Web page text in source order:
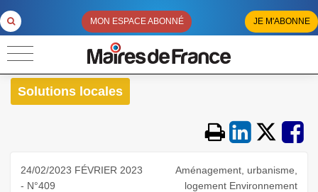
MON ESPACE ABONNÉ JE M'ABONNE
Solutions locales
24/02/2023 FÉVRIER 2023
- N°409
Aménagement, urbanisme,
logement Environnement